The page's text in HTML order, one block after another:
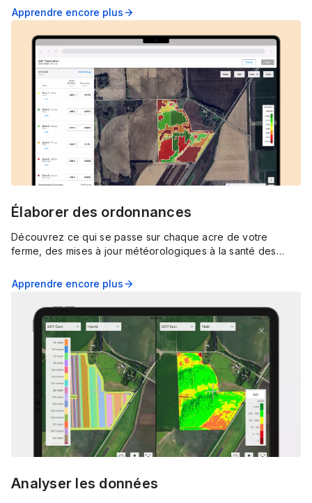
agronome pour optimiser votre exploitation.
Apprendre encore plusarrow_forward
Élaborer des ordonnances
Découvrez ce qui se passe sur chaque acre de votre
ferme, des mises à jour météorologiques à la santé des
images détaillées de FieldView.
Apprendre encore plusarrow_forward
Analyser les données